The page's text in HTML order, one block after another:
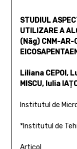
STUDIUL
UTILIZARE A
(Näg) CNM-AR-
Liliana CEPOI,
MISCU, Iulia
Institutul de
*Institutul de
Articol